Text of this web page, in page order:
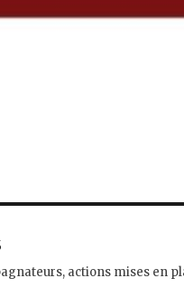
actions mises en